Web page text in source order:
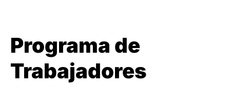
Programa de
Trabajadores